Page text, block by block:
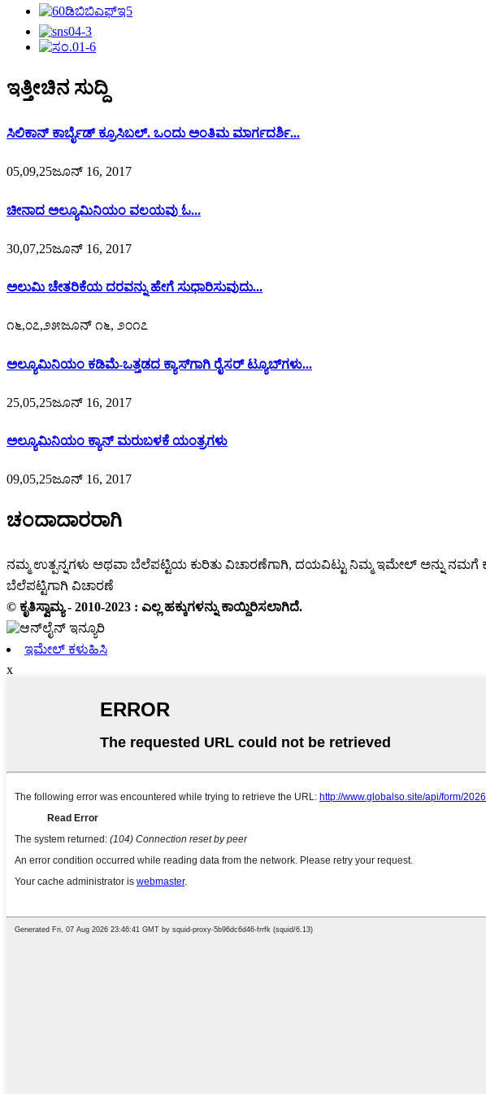
ಇತ್ತೀಚಿನ ಸುದ್ದಿ
ಸಿಲಿಕಾನ್ ಕಾರ್ಬೈಡ್ ಕ್ರೂಸಿಬಲ್. ಒಂದು ಅಂತಿಮ ಮಾರ್ಗದರ್ಶಿ...
05,09,25ಜೂನ್ 16, 2017
ಚೀನಾದ ಅಲ್ಯೂಮಿನಿಯಂ ವಲಯವು ಓ...
30,07,25ಜೂನ್ 16, 2017
ಅಲುಮಿ ಚೇತರಿಕೆಯ ದರವನ್ನು ಹೇಗೆ ಸುಧಾರಿಸುವುದು...
೧೬,೦೭,೨೫ಜೂನ್ ೧೬, ೨೦೧೭
ಅಲ್ಯೂಮಿನಿಯಂ ಕಡಿಮೆ-ಒತ್ತಡದ ಕ್ಯಾಸ್‌ಗಾಗಿ ರೈಸರ್ ಟ್ಯೂಬ್‌ಗಳು...
25,05,25ಜೂನ್ 16, 2017
ಅಲ್ಯೂಮಿನಿಯಂ ಕ್ಯಾನ್ ಮರುಬಳಕೆ ಯಂತ್ರಗಳು
09,05,25ಜೂನ್ 16, 2017
ಚಂದಾದಾರರಾಗಿ
ನಮ್ಮ ಉತ್ಪನ್ನಗಳು ಅಥವಾ ಬೆಲೆಪಟ್ಟಿಯ ಕುರಿತು ವಿಚಾರಣೆಗಾಗಿ, ದಯವಿಟ್ಟು ನಿಮ್ಮ ಇಮೇಲ್ ಅನ್ನು ನಮಗೆ
ಬೆಲೆಪಟ್ಟಿಗಾಗಿ ವಿಚಾರಣೆ
© ಕೃತಿಸ್ವಾಮ್ಯ - 2010-2023 : ಎಲ್ಲ ಹಕ್ಕುಗಳನ್ನು ಕಾಯ್ದಿರಿಸಲಾಗಿದೆ.
ಇಮೇಲ್ ಕಳುಹಿಸಿ
x